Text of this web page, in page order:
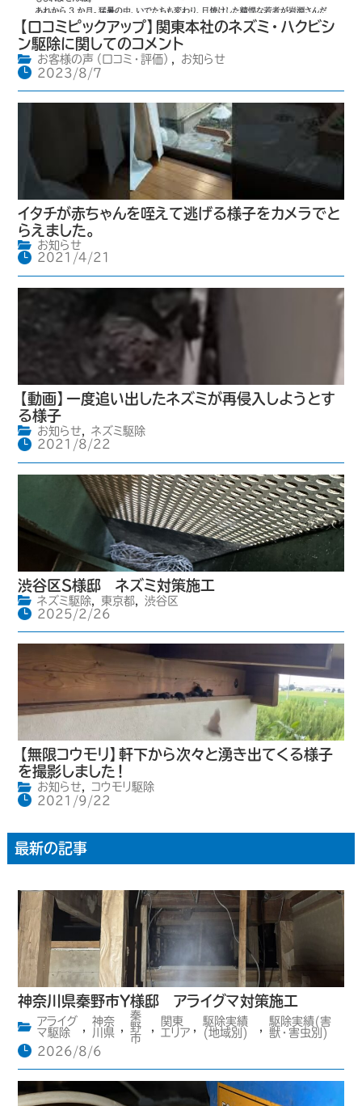
【口コミピックアップ】関東本社のネズミ・ハクビシ
ン駆除に関してのコメント
お客様の声（口コミ・評価） ,
お知らせ
2023/8/7
イタチが赤ちゃんを咥えて逃げる様子をカメラでと
らえました。
お知らせ
2021/4/21
【動画】一度追い出したネズミが再侵入しようとす
る様子
お知らせ,
ネズミ駆除
2021/8/22
渋谷区S様邸 ネズミ対策施工
ネズミ駆除, 東京都,
渋谷区
2025/2/26
【無限コウモリ】軒下から次々と湧き出てくる様子
を撮影しました！
お知らせ,
コウモリ駆除
2021/9/22
最新の記事
神奈川県秦野市Y様邸 アライグマ対策施工
アライグ
マ駆除
,
神奈
川県 ,
秦
野
市
,
関東
エリア ,
駆除実績
(地域別)
,
駆除実績(害
獣・害虫別)
2026/8/6